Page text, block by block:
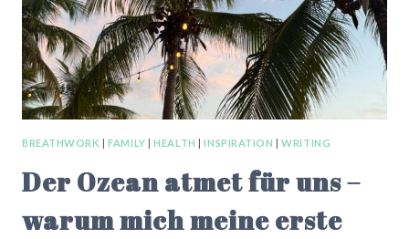
BREATHWORK |FAMILY |HEALTH |INSPIRATION |WRITING
Der Ozean atmet für uns –
warum mich meine erste